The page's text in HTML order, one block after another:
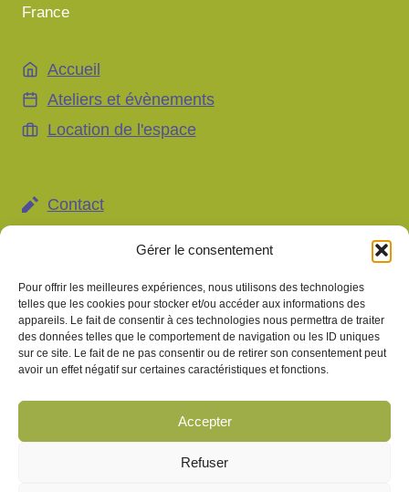
Gérer le consentement
Pour offrir les meilleures expériences, nous utilisons des technologies
telles que les cookies pour stocker et/ou accéder aux informations des
appareils. Le fait de consentir à ces technologies nous permettra de traiter
des données telles que le comportement de navigation ou les ID uniques
sur ce site. Le fait de ne pas consentir ou de retirer son consentement peut
avoir un effet négatif sur certaines caractéristiques et fonctions.
Accepter
Refuser
France
Accueil
Ateliers et évènements
Location de l'espace
Contact
personnelles
Gestion des cookies
Information importante
s'inscrivent dans une démarche de bien-être et de
un avis médical, un diagnostic ou un traitement prescrit par un